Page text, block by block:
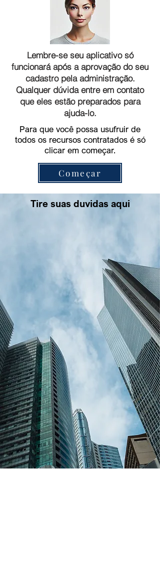
Lembre-se seu aplicativo só
funcionará após a aprovação do seu
cadastro pela administração.
Qualquer dúvida entre em contato
que eles estão preparados para
ajuda-lo.
Para que você possa usufruir de
todos os recursos contratados é só
clicar em começar.
Começar
Tire suas duvidas aqui